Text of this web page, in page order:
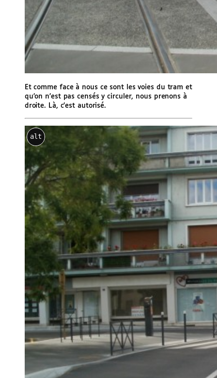
Et comme face à nous ce sont les voies du tram et
qu’on n’est pas censés y circuler, nous prenons à
droite. Là, c’est autorisé.
alt